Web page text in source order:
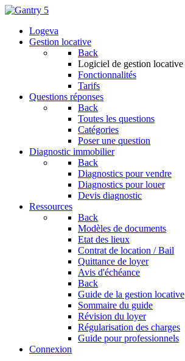
Logeva
Gestion locative
Back
Logiciel de gestion locative
Fonctionnalités
Tarifs
Questions réponses
Back
Toutes les questions
Catégories
Poser une question
Diagnostic immobilier
Back
Diagnostics pour vendre
Diagnostics pour louer
Devis diagnostic
Ressources
Back
Modèles de documents
Etat des lieux
Contrat de location / Bail
Quittance de loyer
Avis d'échéance
Back
Guide de la gestion locative
Sommaire du guide
Révision du loyer
Régularisation des charges
Guide pour professionnels
Connexion